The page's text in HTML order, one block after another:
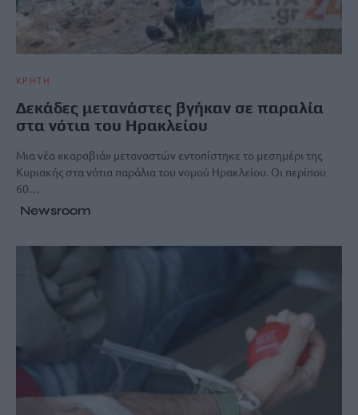
ΚΡΗΤΗ
Δεκάδες μετανάστες βγήκαν σε παραλία
στα νότια του Ηρακλείου
Μια νέα «καραβιά» μεταναστών εντοπίστηκε το μεσημέρι της
Κυριακής στα νότια παράλια του νομού Ηρακλείου. Οι περίπου
60…
Newsroom